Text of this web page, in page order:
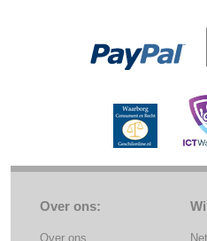
Over ons:
Over ons